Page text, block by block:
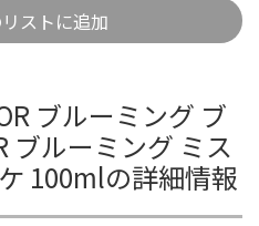
ストに追加
ブルーミング ブ
ブルーミング ミス
100mlの詳細情報